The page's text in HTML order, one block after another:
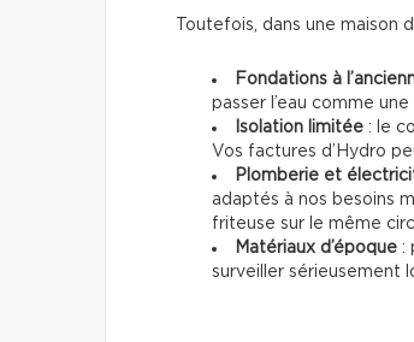
Toutefois, dans une maison
Fondations à
passer l’eau comme une
Isolation limitée : le
Vos factures d’Hydro
Plomberie et
adaptés à nos besoins
friteuse sur le même
Matériaux d’époque :
surveiller sérieusement